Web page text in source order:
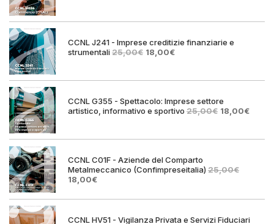
era:
è:
CCNL J241 - Imprese creditizie finanziarie e
strumentali25,00€ Il
era:
18,00€Il
è:
CCNL G355 - Spettacolo: Imprese settore
artistico, informativo e sportivo 25,00€ Il
era:
18,00€Il
è:
CCNL C01F - Aziende del Comparto
Metalmeccanico (Confimpreseitalia) 25,00€
Il
originale
25,00€.
18,00€Il
attuale
18,00€.
CCNL HV51 - Vigilanza Privata e Servizi Fiduciari